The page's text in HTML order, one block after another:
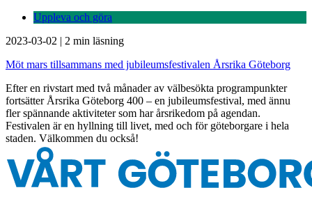
Uppleva och göra
2023-03-02 | 2 min läsning
Möt mars tillsammans med jubileumsfestivalen Årsrika Göteborg
Efter en rivstart med två månader av välbesökta programpunkter
fortsätter Årsrika Göteborg 400 – en jubileumsfestival, med ännu
fler spännande aktiviteter som har årsrikedom på agendan.
Festivalen är en hyllning till livet, med och för göteborgare i hela
staden. Välkommen du också!